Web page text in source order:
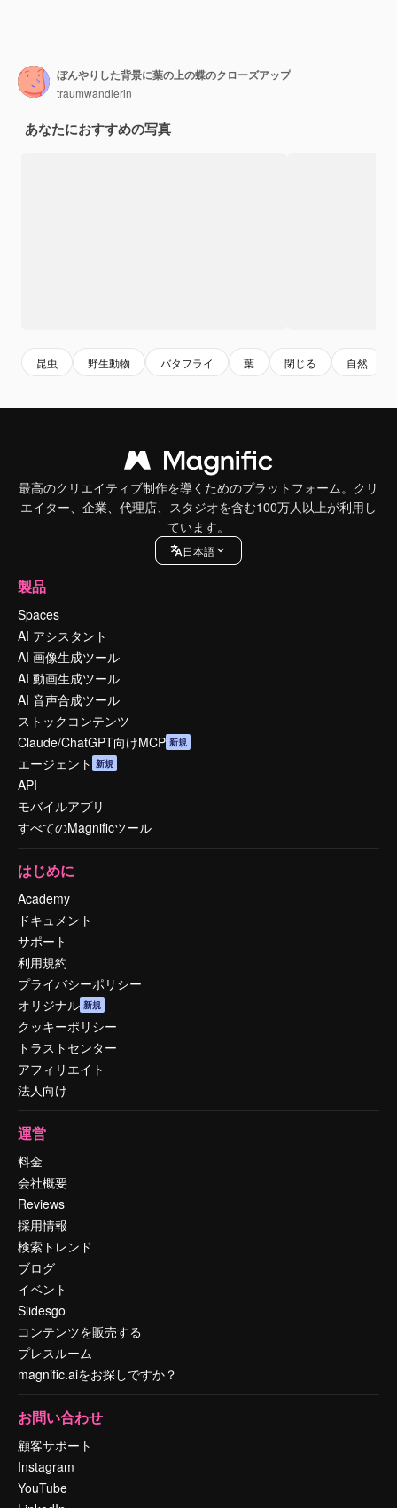
ぼんやりした背景に葉の上の蝶のクローズアップ
traumwandlerin
あなたにおすすめの写真
昆虫 野生動物 バタフライ 葉 閉じる 自然
最高のクリエイティブ制作を導くためのプラットフォーム。クリ
エイター、企業、代理店、スタジオを含む100万人以上が利用し
ています。
日本語
製品
Spaces
AI アシスタント
AI 画像生成ツール
AI 動画生成ツール
AI 音声合成ツール
ストックコンテンツ
Claude/ChatGPT向けMCP 新規
エージェント 新規
API
モバイルアプリ
すべてのMagnificツール
はじめに
Academy
ドキュメント
サポート
利用規約
プライバシーポリシー
オリジナル 新規
クッキーポリシー
トラストセンター
アフィリエイト
法人向け
運営
料金
会社概要
Reviews
採用情報
検索トレンド
ブログ
イベント
Slidesgo
コンテンツを販売する
プレスルーム
magnific.aiをお探しですか？
お問い合わせ
顧客サポート
Instagram
YouTube